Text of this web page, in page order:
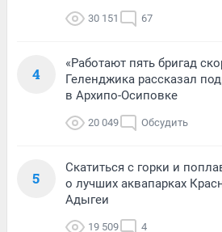
30 151 67
4
«Работают пять бригад
Геленджика рассказал
в Архипо-Осиповке
20 049 Обсудить
5
Скатиться с горки и
о лучших аквапарках
Адыгеи
19 509 4